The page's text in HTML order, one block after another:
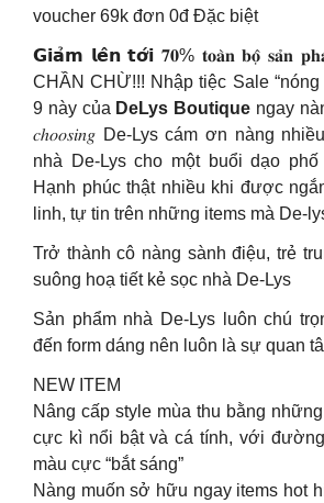
voucher 69k đơn 0đ Đặc biệt
𝗚𝗶𝗮̉𝗺 𝗹𝗲̂𝗻 𝘁𝗼̛́𝗶 𝟕𝟎% 𝐭𝐨𝐚̀𝐧 𝐛𝐨̣̂ 𝐬𝐚̉𝐧
CHẦN CHỪ!!! Nhập tiệc Sale “nóng
9 này của DeLys Boutique ngay
𝑐ℎ𝑜𝑜𝑠𝑖𝑛𝑔 De-Lys cám ơn nàng
nhà De-Lys cho một buổi dạo
Hạnh phúc thật nhiều khi được
linh, tự tin trên những items mà De-
Trở thành cô nàng sành điệu, trẻ
suông hoạ tiết kẻ sọc nhà De-Lys
Sản phẩm nhà De-Lys luôn chú
đến form dáng nên luôn là sự quan
NEW ITEM
Nâng cấp style mùa thu bằng
cực kì nổi bật và cá tính, với
màu cực “bắt sáng”
Nàng muốn sở hữu ngay items hot